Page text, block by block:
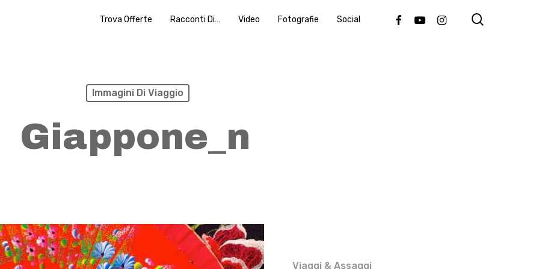
Trova Offerte Racconti Di… Video Fotografie Social FacebookYoutubeInstagram
Immagini Di Viaggio
Giappone_n
Viaggi & Assaggi